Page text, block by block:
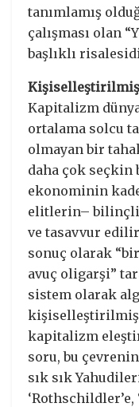
tanımlamış
çalışması olan
başlıklı
Kişiselleştirilmiş
Kapitalizm
ortalama solcu
olmayan bir
daha çok
ekonominin
elitlerin– bilinçli
ve tasavvur
sonuç olarak “bir
avuç oligarşi”
sistem olarak
kişiselleştirilmiş
kapitalizm
soru, bu
sık sık
‘Rothschildler’e,